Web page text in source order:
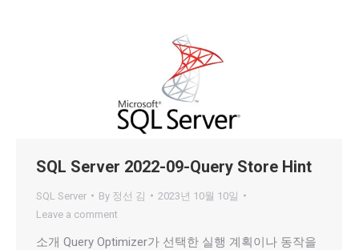
SQL Server 2022-09-Query Store Hint
SQL Server By 정선 김
2023년 10월 10일
Leave a comment
소개 Query Optimizer가 선택한 실행 계획이나 동작을